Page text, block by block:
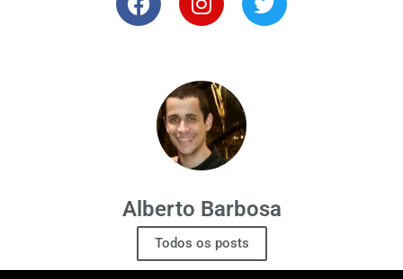
Alberto Barbosa
Todos os posts